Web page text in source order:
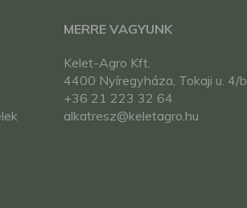
MERRE VAGYUNK
Kelet-Agro Kft.
4400 Nyíregyháza, Tokaji u. 4/b
+36 21 223 32 64
alkatresz@keletagro.hu